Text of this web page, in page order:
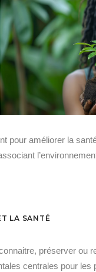
pour améliorer la
LA SANTÉ
préserver ou
centrales pour les